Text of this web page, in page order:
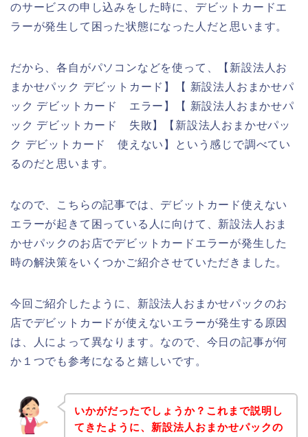
のサービスの申し込みをした時に、デビットカードエ
ラーが発生して困った状態になった人だと思います。
だから、各自がパソコンなどを使って、【新設法人お
まかせパック デビットカード】【 新設法人おまかせパ
ック デビットカード エラー】【 新設法人おまかせパ
ック デビットカード 失敗】【新設法人おまかせパッ
ク デビットカード 使えない】という感じで調べてい
るのだと思います。
なので、こちらの記事では、デビットカード使えない
エラーが起きて困っている人に向けて、新設法人おま
かせパックのお店でデビットカードエラーが発生した
時の解決策をいくつかご紹介させていただきました。
今回ご紹介したように、新設法人おまかせパックのお
店でデビットカードが使えないエラーが発生する原因
は、人によって異なります。なので、今日の記事が何
か１つでも参考になると嬉しいです。
いかがだったでしょうか？これまで説明し
てきたように、新設法人おまかせパックの